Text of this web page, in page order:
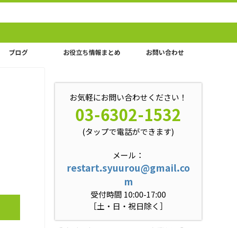
ブログ お役立ち情報まとめ お問い合わせ
お気軽にお問い合わせください！
03-6302-1532
(タップで電話ができます)
メール：
restart.syuurou@gmail.co
m
受付時間 10:00-17:00
［土・日・祝日除く］